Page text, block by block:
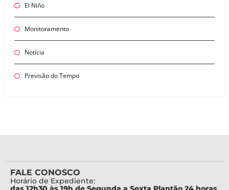
El Niño
Monitoramento
Notícia
Previsão do Tempo
FALE CONOSCO
Horário de Expediente: